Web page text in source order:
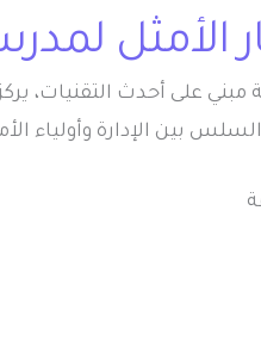
على أحدث التقنيات،
بين الإدارة وأولياء